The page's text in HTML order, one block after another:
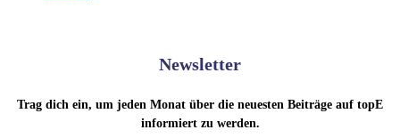
Newsletter
Trag dich ein, um jeden Monat über die neuesten Beiträge auf topE
informiert zu werden.